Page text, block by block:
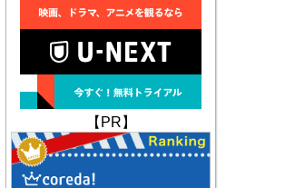
【PR】